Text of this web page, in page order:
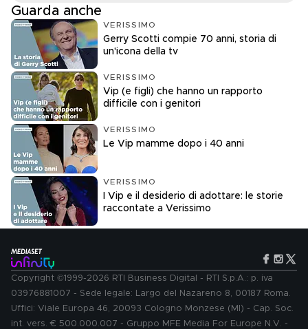
Guarda anche
VERISSIMO
Gerry Scotti compie 70 anni, storia di
un'icona della tv
VERISSIMO
Vip (e figli) che hanno un rapporto
difficile con i genitori
VERISSIMO
Le Vip mamme dopo i 40 anni
VERISSIMO
I Vip e il desiderio di adottare: le storie
raccontate a Verissimo
Copyright ©1999-2026 RTI Business Digital - RTI S.p.A.: p. iva
03976881007 - Sede legale: Largo del Nazareno 8, 00187 Roma.
Uffici: Viale Europa 46, 20093 Cologno Monzese (MI) - Cap. Soc.
int. vers. € 500.000.007 - Gruppo MFE Media For Europe N.V. -